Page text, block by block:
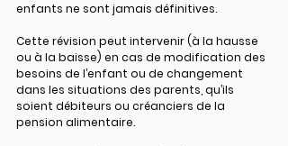
enfants ne sont jamais définitives.
Cette révision peut intervenir (à la hausse
ou à la baisse) en cas de modification des
besoins de l’enfant ou de changement
dans les situations des parents , qu’ils
soient débiteurs ou créanciers de la
pension alimentaire.